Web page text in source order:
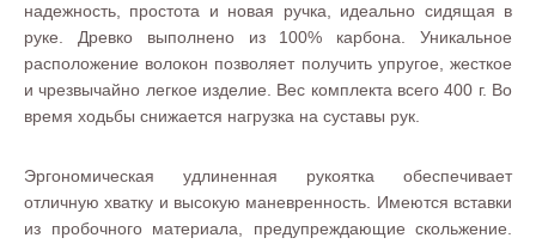
надежность, простота и новая ручка, идеально сидящая в
руке. Древко выполнено из 100% карбона. Уникальное
расположение волокон позволяет получить упругое, жесткое
и чрезвычайно легкое изделие. Вес комплекта всего 400 г. Во
время ходьбы снижается нагрузка на суставы рук.
Эргономическая удлиненная рукоятка обеспечивает
отличную хватку и высокую маневренность. Имеются вставки
из пробочного материала, предупреждающие скольжение.